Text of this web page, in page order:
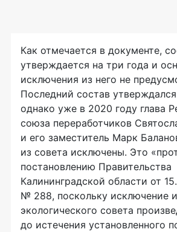
Как отмечается в документе,
утверждается на три года и
исключения из него не
Последний состав
однако уже в 2020 году глава
союза переработчиков
и его заместитель Марк
из совета исключены. Это
постановлению Правительства
Калининградской области от
№ 288, поскольку исключение
экологического совета
до истечения установленного